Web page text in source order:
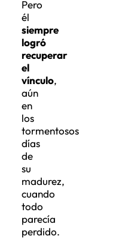
Pero
él
siempre
logró
recuperar
el
vínculo,
aún
en
los
tormentosos
días
de
su
madurez,
cuando
todo
parecía
perdido.